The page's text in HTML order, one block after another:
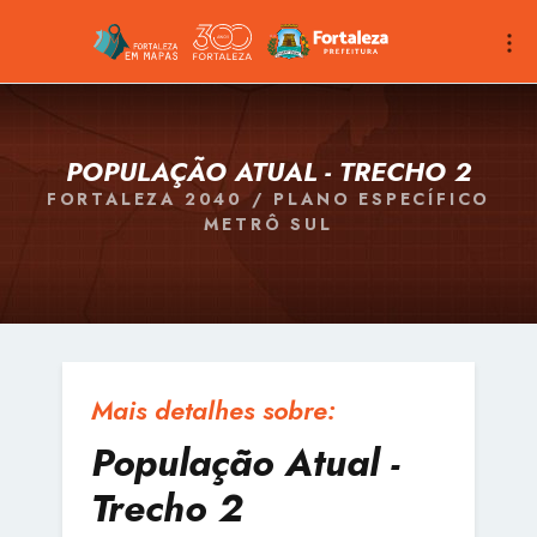
POPULAÇÃO ATUAL - TRECHO 2
FORTALEZA 2040 / PLANO ESPECÍFICO
METRÔ SUL
Mais detalhes sobre:
População Atual -
Trecho 2